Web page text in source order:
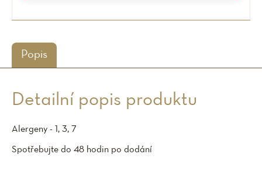
Popis
Detailní popis produktu
Alergeny - 1, 3, 7
Spotřebujte do 48 hodin po dodání